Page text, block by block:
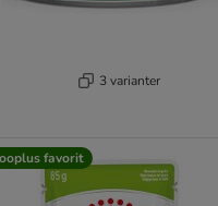
3 varianter
favorit